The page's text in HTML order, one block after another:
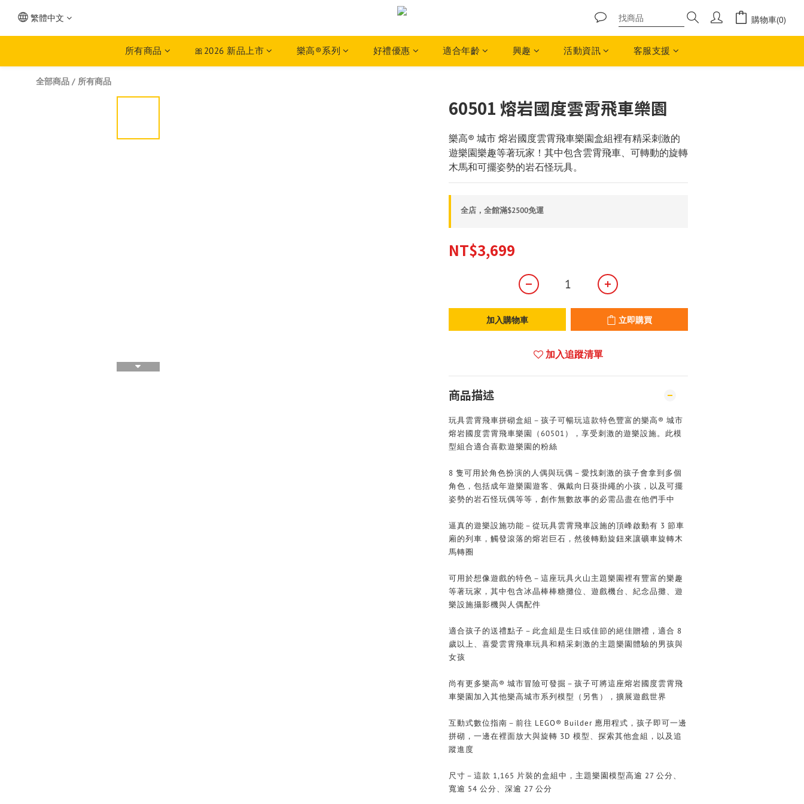
繁體中文 購物車(0)
所有商品 🎀2026 新品上市 樂高®系列 好禮優惠 適合年齡 興趣 活動資訊 客服支援
全部商品 / 所有商品
60501 熔岩國度雲霄飛車樂園
樂高® 城市 熔岩國度雲霄飛車樂園盒組裡有精采刺激的
遊樂園樂趣等著玩家！其中包含雲霄飛車、可轉動的旋轉
木馬和可擺姿勢的岩石怪玩具。
全店，全館滿$2500免運
NT$3,699
加入購物車 立即購買
加入追蹤清單
商品描述
玩具雲霄飛車拼砌盒組－孩子可暢玩這款特色豐富的樂高® 城市
熔岩國度雲霄飛車樂園（60501），享受刺激的遊樂設施。此模
型組合適合喜歡遊樂園的粉絲
8 隻可用於角色扮演的人偶與玩偶－愛找刺激的孩子會拿到多個
角色，包括成年遊樂園遊客、佩戴向日葵掛繩的小孩，以及可擺
姿勢的岩石怪玩偶等等，創作無數故事的必需品盡在他們手中
逼真的遊樂設施功能－從玩具雲霄飛車設施的頂峰啟動有 3 節車
廂的列車，觸發滾落的熔岩巨石，然後轉動旋鈕來讓礦車旋轉木
馬轉圈
可用於想像遊戲的特色－這座玩具火山主題樂園裡有豐富的樂趣
等著玩家，其中包含冰晶棒棒糖攤位、遊戲機台、紀念品攤、遊
樂設施攝影機與人偶配件
適合孩子的送禮點子－此盒組是生日或佳節的絕佳贈禮，適合 8
歲以上、喜愛雲霄飛車玩具和精采刺激的主題樂園體驗的男孩與
女孩
尚有更多樂高® 城市冒險可發掘－孩子可將這座熔岩國度雲霄飛
車樂園加入其他樂高城市系列模型（另售），擴展遊戲世界
互動式數位指南－前往 LEGO® Builder 應用程式，孩子即可一邊
拼砌，一邊在裡面放大與旋轉 3D 模型、探索其他盒組，以及追
蹤進度
尺寸－這款 1,165 片裝的盒組中，主題樂園模型高逾 27 公分、
寬逾 54 公分、深逾 27 公分